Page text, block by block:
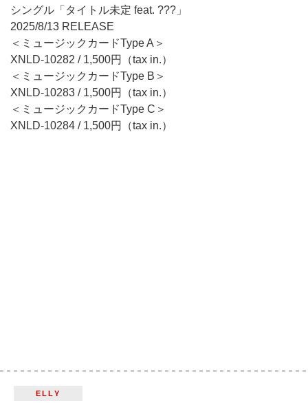
シングル「タイトル未定 feat. ???」
2025/8/13 RELEASE
＜ミュージックカードType A＞
XNLD-10282 / 1,500円（tax in.）
＜ミュージックカードType B＞
XNLD-10283 / 1,500円（tax in.）
＜ミュージックカードType C＞
XNLD-10284 / 1,500円（tax in.）
ELLY